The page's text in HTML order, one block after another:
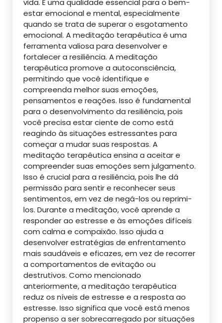
vida. É uma qualidade essencial para o bem-
estar emocional e mental, especialmente
quando se trata de superar o esgotamento
emocional. A meditação terapêutica é uma
ferramenta valiosa para desenvolver e
fortalecer a resiliência. A meditação
terapêutica promove a autoconsciência,
permitindo que você identifique e
compreenda melhor suas emoções,
pensamentos e reações. Isso é fundamental
para o desenvolvimento da resiliência, pois
você precisa estar ciente de como está
reagindo às situações estressantes para
começar a mudar suas respostas. A
meditação terapêutica ensina a aceitar e
compreender suas emoções sem julgamento.
Isso é crucial para a resiliência, pois lhe dá
permissão para sentir e reconhecer seus
sentimentos, em vez de negá-los ou reprimi-
los. Durante a meditação, você aprende a
responder ao estresse e às emoções difíceis
com calma e compaixão. Isso ajuda a
desenvolver estratégias de enfrentamento
mais saudáveis e eficazes, em vez de recorrer
a comportamentos de evitação ou
destrutivos. Como mencionado
anteriormente, a meditação terapêutica
reduz os níveis de estresse e a resposta ao
estresse. Isso significa que você está menos
propenso a ser sobrecarregado por situações